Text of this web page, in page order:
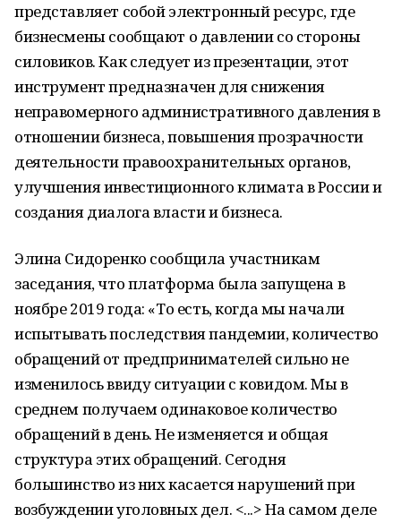
представляет собой электронный ресурс, где
бизнесмены сообщают о давлении со стороны
силовиков. Как следует из презентации, этот
инструмент предназначен для снижения
неправомерного административного давления в
отношении бизнеса, повышения прозрачности
деятельности правоохранительных органов,
улучшения инвестиционного климата в России и
создания диалога власти и бизнеса.
Элина Сидоренко сообщила участникам
заседания, что платформа была запущена в
ноябре 2019 года: «То есть, когда мы начали
испытывать последствия пандемии, количество
обращений от предпринимателей сильно не
изменилось ввиду ситуации с ковидом. Мы в
среднем получаем одинаковое количество
обращений в день. Не изменяется и общая
структура этих обращений. Сегодня
большинство из них касается нарушений при
возбуждении уголовных дел. <...> На самом деле